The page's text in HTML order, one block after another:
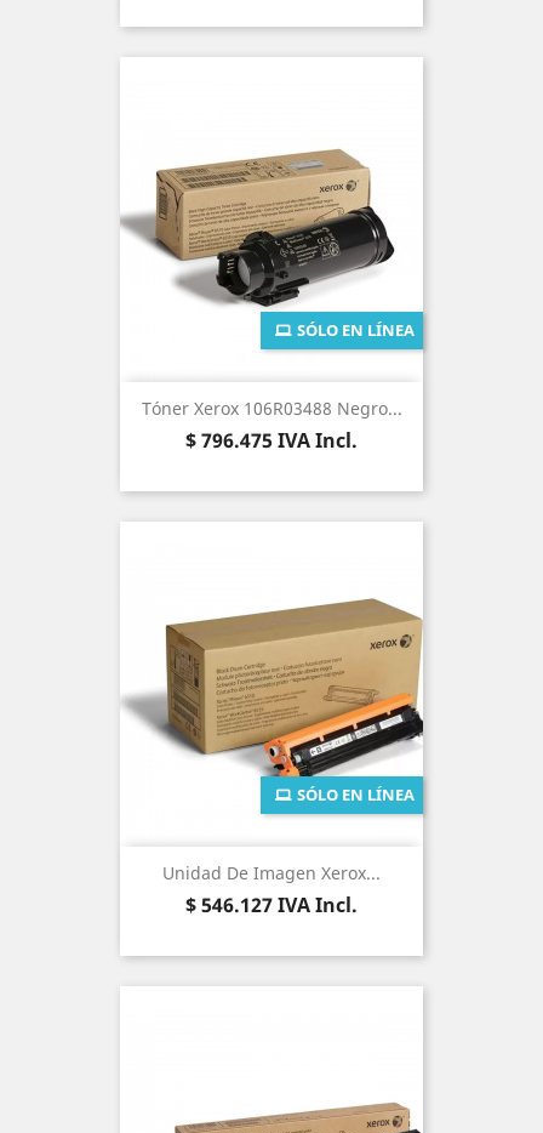
Tóner Xerox 106R03488 Negro...
Precio
$ 796.475IVA Incl.
SÓLO EN LÍNEA
Unidad De Imagen Xerox...
Precio
$ 546.127IVA Incl.
SÓLO EN LÍNEA